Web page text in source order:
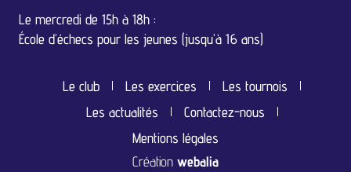
Le mercredi de 15h à 18h :
École d’échecs pour les jeunes (jusqu’à 16 ans)
Le club Les exercices
Les tournois
Les actualités
Contactez-nous
Mentions légales
Création webalia